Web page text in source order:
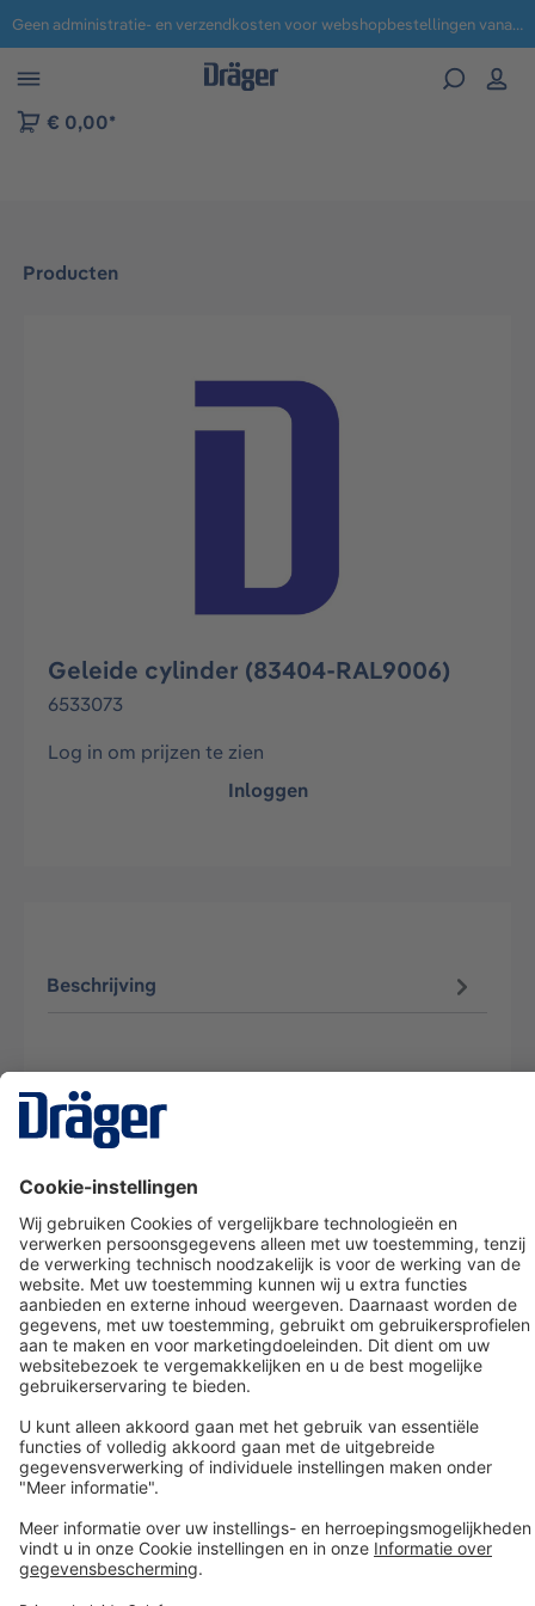
naar navigatie B2B-platform Geen administratie- en verzendkosten voor webshopbestellingen vanaf € 100,-.
€ 0,00*
Producten
Afbeeldingengalerij overslaan
Geleide cylinder (83404-RAL9006)
6533073
Log in om prijzen te zien
Inloggen
Beschrijving
Dräger klantenservice
Over Dräger
Bestellen in onze webshop
Community